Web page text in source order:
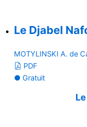
Le Djabel
MOTYLINSKI A. de
PDF
● Gratuit